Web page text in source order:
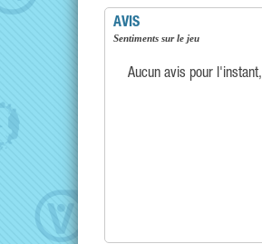
AVIS
Sentiments sur le jeu
Aucun avis pour l'instant,